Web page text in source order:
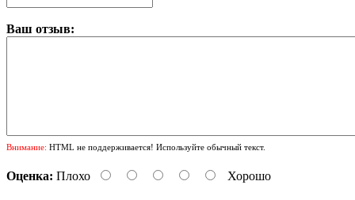
Ваш отзыв:
Внимание: HTML не поддерживается! Используйте обычный текст.
Оценка: Плохо Хорошо